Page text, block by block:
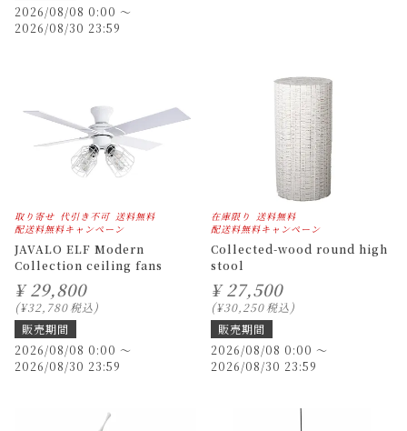
2026/08/08 0:00 〜
2026/08/30 23:59
取り寄せ 代引き不可 送料無料
配送料無料キャンペーン
JAVALO ELF Modern
Collection ceiling fans
¥ 29,800
¥32,780税込
販売期間
2026/08/08 0:00 〜
2026/08/30 23:59
在庫限り 送料無料
配送料無料キャンペーン
Collected-wood round high
stool
¥ 27,500
¥30,250税込
販売期間
2026/08/08 0:00 〜
2026/08/30 23:59